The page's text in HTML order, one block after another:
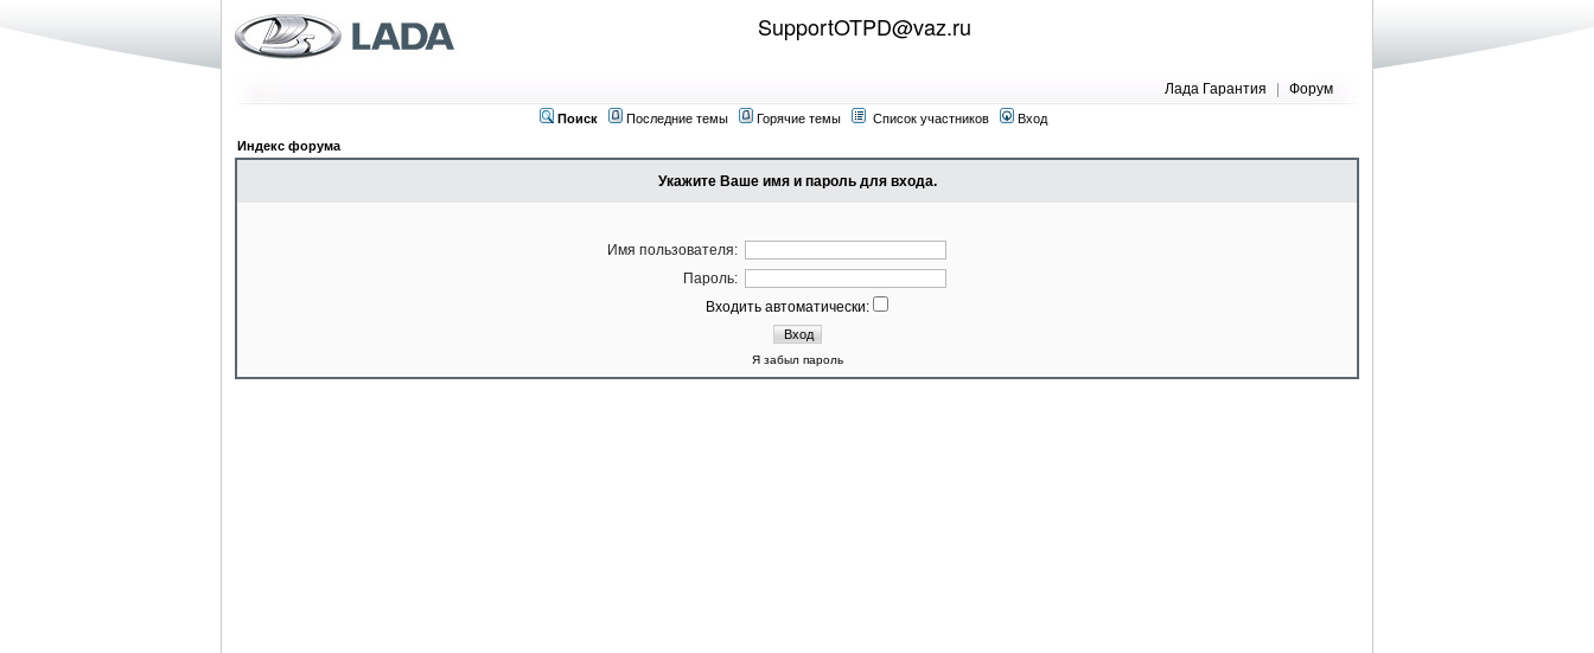
SupportOTPD@vaz.ru
Лада Гарантия | Форум
Поиск Последние темы Горячие темы Список участников
Вход
Индекс форума
Укажите Ваше имя и пароль для входа.
Имя пользователя:
Пароль:
Входить автоматически:
Я забыл пароль